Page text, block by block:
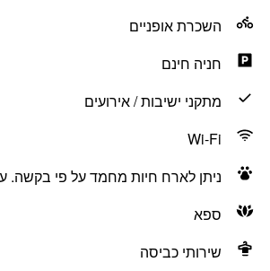
השכרת אופניים
חניה חינם
מתקני ישיבות / אירועים
Wi-Fi
ניתן לארח חיות מחמד על פי בקשה.
ספא
שירותי כביסה